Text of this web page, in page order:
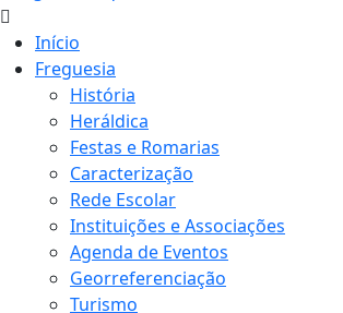
Início
Freguesia
História
Heráldica
Festas e Romarias
Caracterização
Rede Escolar
Instituições e Associações
Agenda de Eventos
Georreferenciação
Turismo